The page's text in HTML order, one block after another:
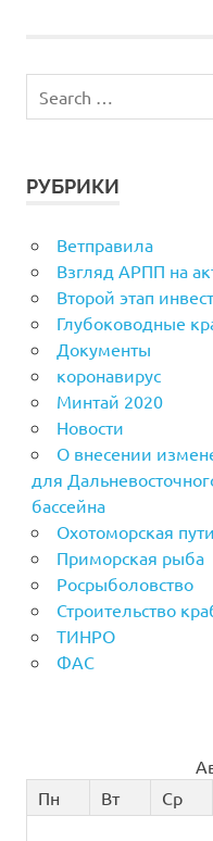
РУБРИКИ
Ветправила
Взгляд АРПП на
Второй этап
Глубоководные
Документы
коронавирус
Минтай 2020
Новости
О внесении
для
бассейна
Охотоморская
Приморская рыба
Росрыболовство
Строительство
ТИНРО
ФАС
Пн
Вт Ср